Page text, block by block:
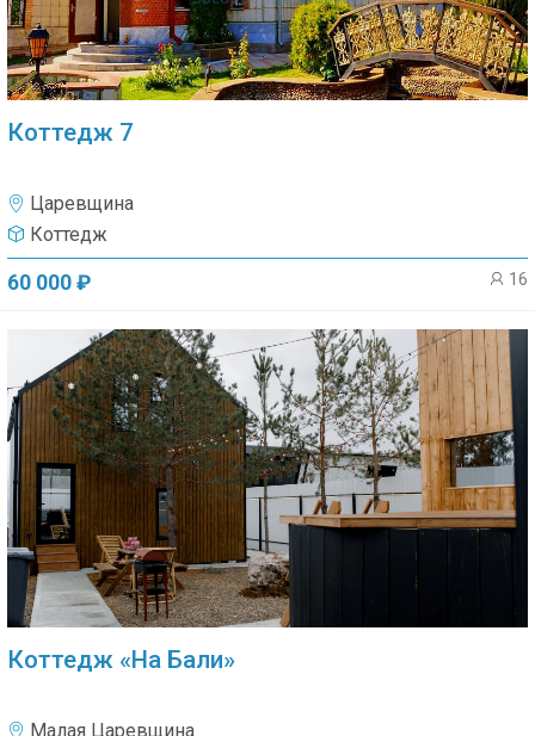
Коттедж 7
Царевщина
Коттедж
60 000 ₽ 16
Коттедж «На Бали»
Малая Царевщина